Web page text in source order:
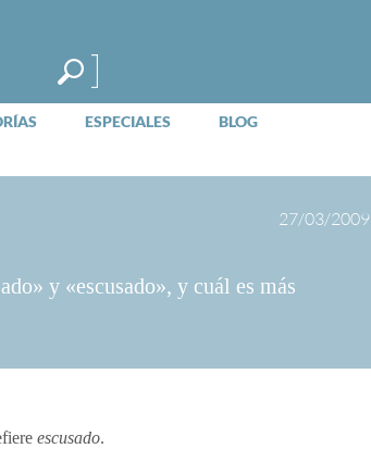
ESPECIALES BLOG
27/03/2009
y «escusado», y cuál es más
escusado.